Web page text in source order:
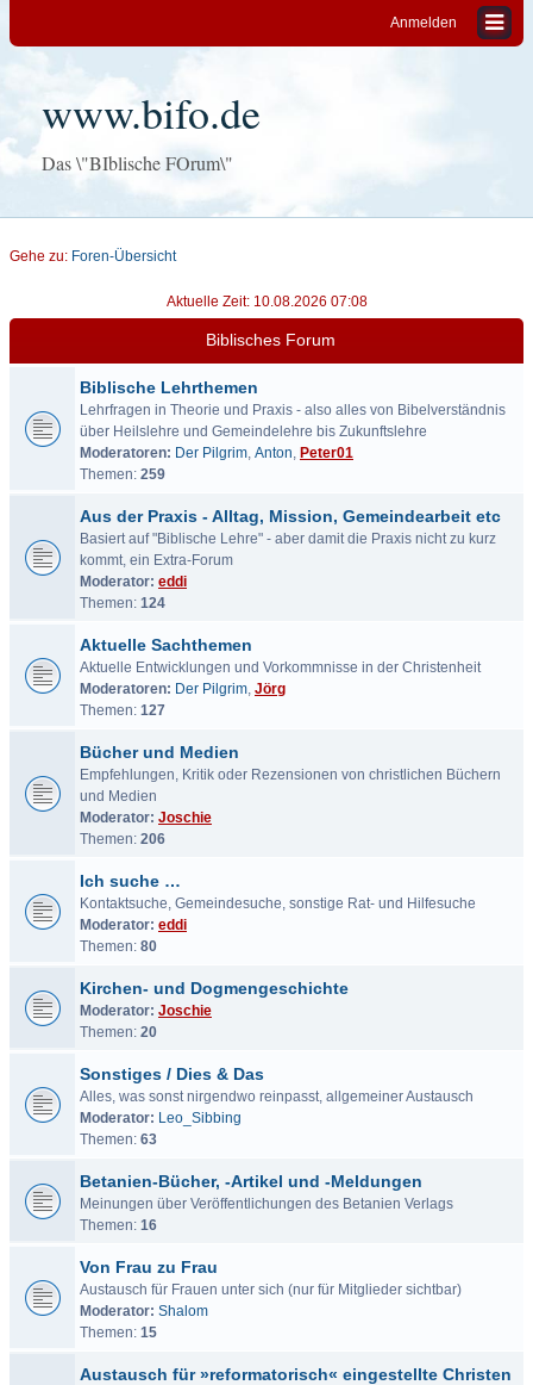
Anmelden
www.bifo.de
Das \"BIblische FOrum\"
Gehe zu: Foren-Übersicht
Aktuelle Zeit: 10.08.2026 07:08
Biblisches Forum
Biblische Lehrthemen
Lehrfragen in Theorie und Praxis - also alles von Bibelverständnis
über Heilslehre und Gemeindelehre bis Zukunftslehre
Moderatoren: Der Pilgrim, Anton, Peter01
Themen: 259
Aus der Praxis - Alltag, Mission, Gemeindearbeit etc
Basiert auf "Biblische Lehre" - aber damit die Praxis nicht zu kurz
kommt, ein Extra-Forum
Moderator: eddi
Themen: 124
Aktuelle Sachthemen
Aktuelle Entwicklungen und Vorkommnisse in der Christenheit
Moderatoren: Der Pilgrim, Jörg
Themen: 127
Bücher und Medien
Empfehlungen, Kritik oder Rezensionen von christlichen Büchern
und Medien
Moderator: Joschie
Themen: 206
Ich suche …
Kontaktsuche, Gemeindesuche, sonstige Rat- und Hilfesuche
Moderator: eddi
Themen: 80
Kirchen- und Dogmengeschichte
Moderator: Joschie
Themen: 20
Sonstiges / Dies & Das
Alles, was sonst nirgendwo reinpasst, allgemeiner Austausch
Moderator: Leo_Sibbing
Themen: 63
Betanien-Bücher, -Artikel und -Meldungen
Meinungen über Veröffentlichungen des Betanien Verlags
Themen: 16
Von Frau zu Frau
Austausch für Frauen unter sich (nur für Mitglieder sichtbar)
Moderator: Shalom
Themen: 15
Austausch für »reformatorisch« eingestellte Christen